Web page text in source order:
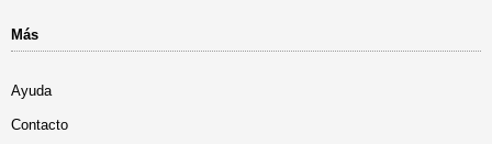
Más
Ayuda
Contacto